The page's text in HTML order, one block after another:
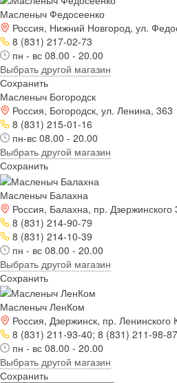
Масленыч Федосеенко
Россия, Нижний Новгород, ул.
8 (831) 217-02-73
пн - вс 08.00 - 20.00
Выбрать другой магазин
Сохранить
Масленыч Богородск
Россия, Богородск, ул. Ленина, 363
8 (831) 215-01-16
пн-вс 08.00 - 20.00
Выбрать другой магазин
Сохранить
Масленыч Балахна
Россия, Балахна, пр. Дзержинского
8 (831) 214-90-79
8 (831) 214-10-39
пн - вс 08.00 - 20.00
Выбрать другой магазин
Сохранить
Масленыч ЛенКом
Россия, Дзержинск, пр.
8 (831) 211-93-40; 8 (831) 211-98-87
пн - вс 08.00 - 20.00
Выбрать другой магазин
Сохранить